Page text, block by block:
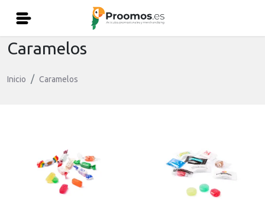
Caramelos
Inicio Caramelos